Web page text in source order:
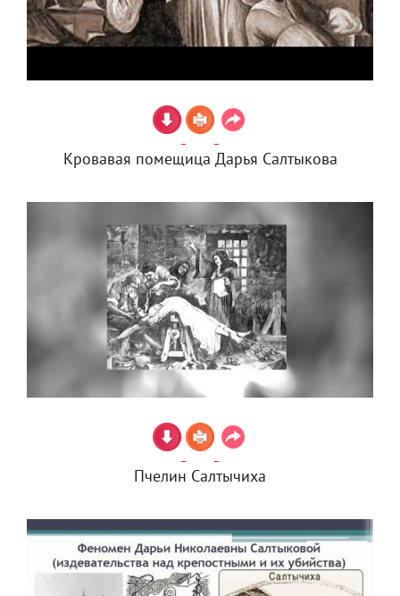
Кровавая помещица Дарья Салтыкова
Пчелин Салтычиха